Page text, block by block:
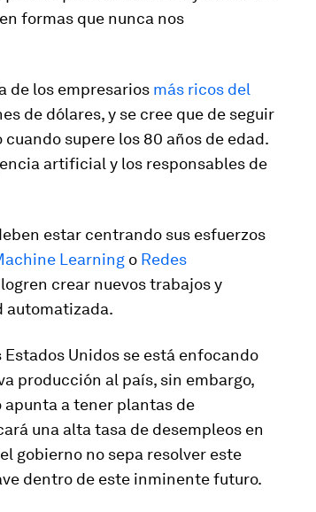
formas que nunca nos
de los empresarios más ricos del
de dólares, y se cree que de seguir
supere los 80 años de edad.
artificial y los responsables de
estar centrando sus esfuerzos
Learning o Redes
crear nuevos trabajos y
automatizada.
Unidos se está enfocando
producción al país, sin embargo,
apunta a tener plantas de
una alta tasa de desempleos en
gobierno no sepa resolver este
dentro de este inminente futuro.